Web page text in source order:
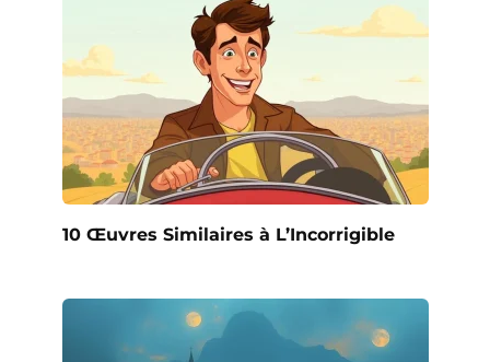
10 Œuvres Similaires à L’Incorrigible